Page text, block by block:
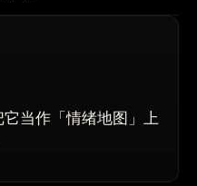
它当作「情绪地图」上